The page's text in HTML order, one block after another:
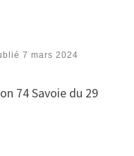
7 mars 2024
74 Savoie du 29